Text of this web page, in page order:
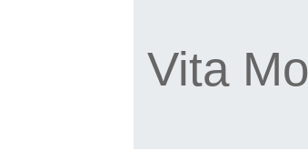
Vita